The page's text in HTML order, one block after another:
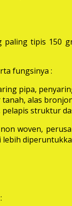
tipis 150
fungsinya :
pipa,
alas
struktur
woven,
lebih